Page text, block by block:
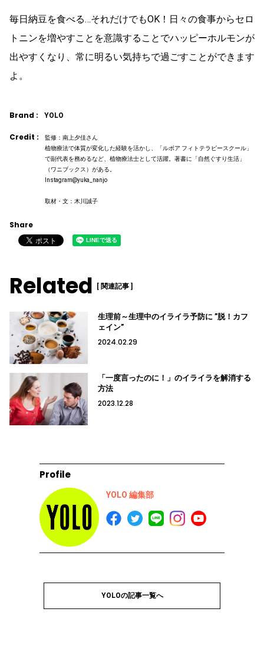
毎日納豆を食べる…それだけでもOK！日々の食事からセロ
トニンを増やすことを意識することでハッピーホルモンが
出やすくなり、常に明るい気持ちで過ごすことができます
よ。
Brand : YOLO
Credit :
監修：南上夕佳さん
植物療法で体質が変化した経験を活かし、「ルボア フィトテラピースクール」
で副代表を務めるなど、植物療法士として活躍。著書に「自然ぐすり生活」
（ワニブックス）がある。
Instagram@yuka_nanjo
取材・文：木川誠子
Share
Related [ 関連記事 ]
生理前～生理中のイライラ予防に ”脱！カフ
ェイン”
2024.02.29
「一度言ったのに！」のイライラを解消する
方法
2023.12.28
Profile
YOLO 編集部
YOLOの記事一覧へ